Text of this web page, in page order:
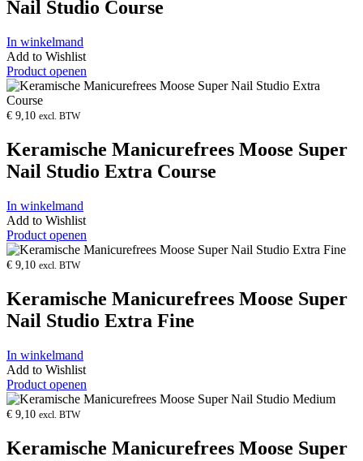
Nail Studio Course
In winkelmand
Add to Wishlist
Product openen
€ 9,10 excl. BTW
Keramische Manicurefrees Moose Super
Nail Studio Extra Course
In winkelmand
Add to Wishlist
Product openen
€ 9,10 excl. BTW
Keramische Manicurefrees Moose Super
Nail Studio Extra Fine
In winkelmand
Add to Wishlist
Product openen
€ 9,10 excl. BTW
Keramische Manicurefrees Moose Super